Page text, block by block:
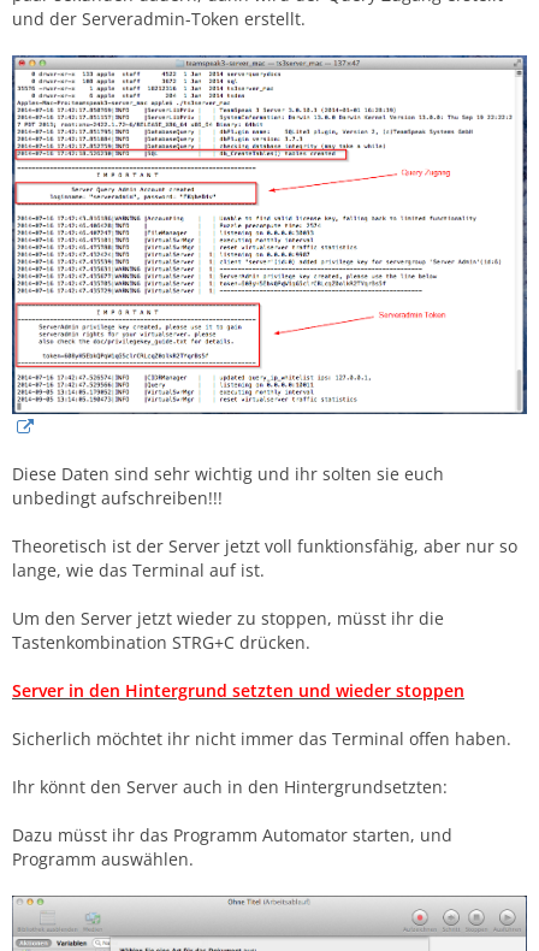
und der Serveradmin-Token erstellt.
Diese Daten sind sehr wichtig und ihr solten sie euch
unbedingt aufschreiben!!!
Theoretisch ist der Server jetzt voll funktionsfähig, aber nur so
lange, wie das Terminal auf ist.
Um den Server jetzt wieder zu stoppen, müsst ihr die
Tastenkombination STRG+C drücken.
Server in den Hintergrund setzten und wieder stoppen
Sicherlich möchtet ihr nicht immer das Terminal offen haben.
Ihr könnt den Server auch in den Hintergrundsetzten:
Dazu müsst ihr das Programm Automator starten, und
Programm auswählen.